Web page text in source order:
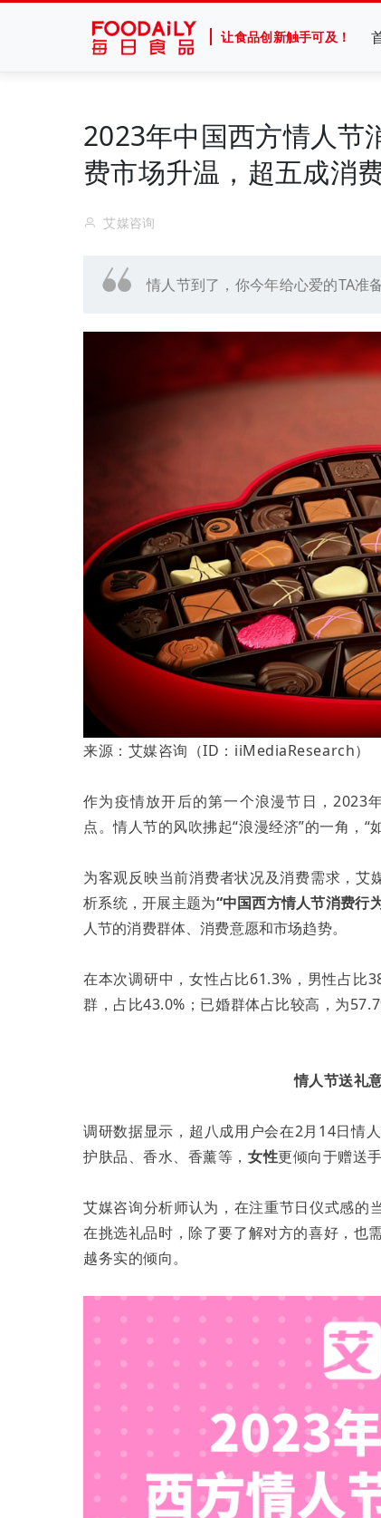
让食品创新触手可及！
2023年中国西方情人节
费市场升温，超五成消
艾媒咨询
情人节到了，你今年给心爱的TA准
来源：艾媒咨询（ID：iiMediaResearch）
作为疫情放开后的第一个浪漫节日，2023
点。情人节的风吹拂起“浪漫经济”的一角，“
为客观反映当前消费者状况及消费需求，艾
析系统，开展主题为“中国西方情人节消费行
人节的消费群体、消费意愿和市场趋势。
在本次调研中，女性占比61.3%，男性占比
群，占比43.0%；已婚群体占比较高，为
情人节送礼
调研数据显示，超八成用户会在2月14日情
护肤品、香水、香薰等， 女性更倾向于赠送
艾媒咨询分析师认为，在注重节日仪式感的
在挑选礼品时，除了要了解对方的喜好，也
越务实的倾向。